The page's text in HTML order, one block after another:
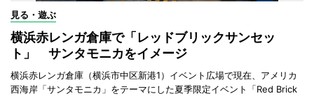
見る・遊ぶ
横浜赤レンガ倉庫で「レッドブリックサンセッ
ト」 サンタモニカをイメージ
横浜赤レンガ倉庫（横浜市中区新港1）イベント広場で現在、アメリカ
西海岸「サンタモニカ」をテーマにした夏季限定イベント「Red Brick